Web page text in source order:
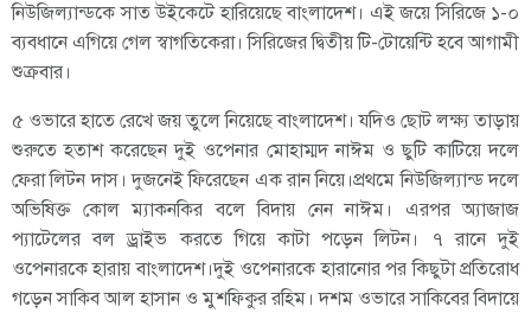
নিউজিল্যান্ডকে সাত উইকেটে হারিয়েছে বাংলাদেশ। এই জয়ে সিরিজে ১-০
ব্যবধানে এগিয়ে গেল স্বাগতিকেরা। সিরিজের দ্বিতীয় টি-টোয়েন্টি হবে আগামী
শুক্রবার।
৫ ওভারে হাতে রেখে জয় তুলে নিয়েছে বাংলাদেশ। যদিও ছোট লক্ষ্য তাড়ায়
শুরুতে হতাশ করেছেন দুই ওপেনার মোহাম্মদ নাঈম ও ছুটি কাটিয়ে দলে
ফেরা লিটন দাস। দুজনেই ফিরেছেন এক রান নিয়ে।প্রথমে নিউজিল্যান্ড দলে
অভিষিক্ত কোল ম্যাকনকির বলে বিদায় নেন নাঈম। এরপর অ্যাজাজ
প্যাটেলের বল ড্রাইভ করতে গিয়ে কাটা পড়েন লিটন। ৭ রানে দুই
ওপেনারকে হারায় বাংলাদেশ।দুই ওপেনারকে হারানোর পর কিছুটা প্রতিরোধ
গড়েন সাকিব আল হাসান ও মুশফিকুর রহিম। দশম ওভারে সাকিবের বিদায়ে